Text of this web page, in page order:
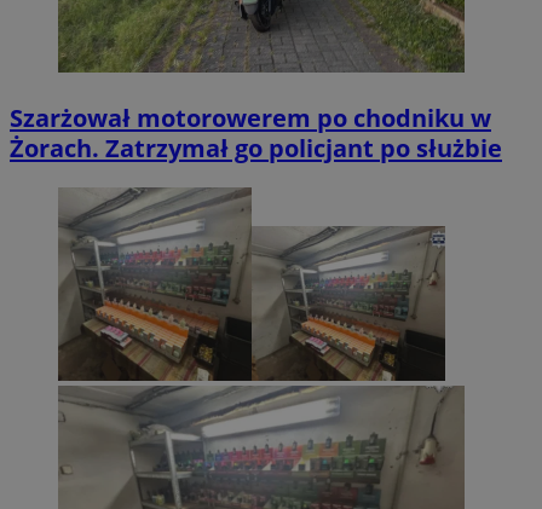
Szarżował motorowerem po chodniku w
Żorach. Zatrzymał go policjant po służbie